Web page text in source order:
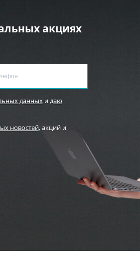
акциях
данныхидаю
новостей, акций и